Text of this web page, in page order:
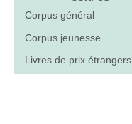
Corpus général
Corpus jeunesse
Livres de prix étrangers